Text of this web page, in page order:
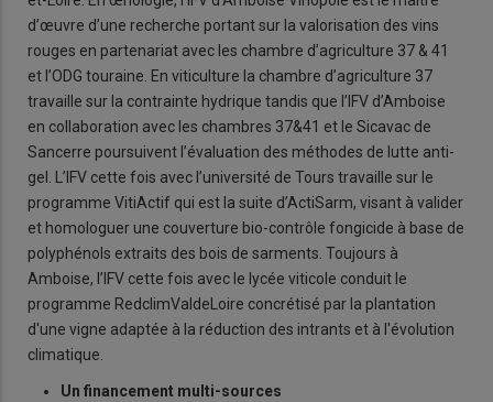
d’œuvre d’une recherche portant sur la valorisation des vins
rouges en partenariat avec les chambre d’agriculture 37 & 41
et l’ODG touraine. En viticulture la chambre d’agriculture 37
travaille sur la contrainte hydrique tandis que l’IFV d’Amboise
en collaboration avec les chambres 37&41 et le Sicavac de
Sancerre poursuivent l’évaluation des méthodes de lutte anti-
gel. L’IFV cette fois avec l’université de Tours travaille sur le
programme VitiActif qui est la suite d’ActiSarm, visant à valider
et homologuer une couverture bio-contrôle fongicide à base de
polyphénols extraits des bois de sarments. Toujours à
Amboise, l’IFV cette fois avec le lycée viticole conduit le
programme RedclimValdeLoire concrétisé par la plantation
d'une vigne adaptée à la réduction des intrants et à l'évolution
climatique.
Un financement multi-sources